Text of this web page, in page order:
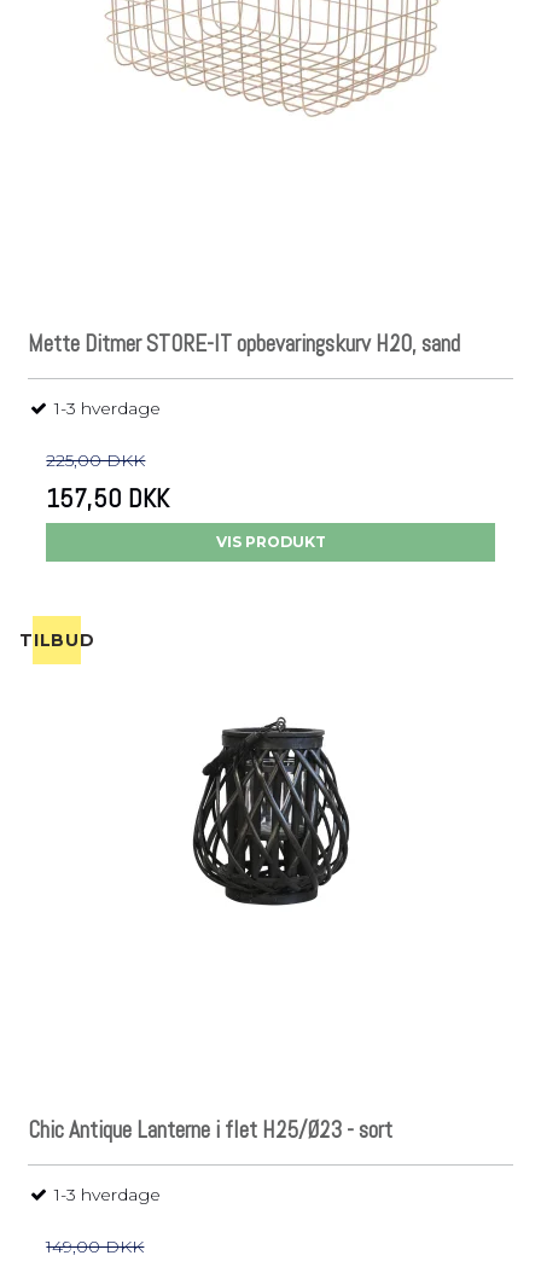
Mette Ditmer STORE-IT opbevaringskurv H20, sand
1-3 hverdage
225,00 DKK
157,50 DKK
VIS PRODUKT
TILBUD
Chic Antique Lanterne i flet H25/Ø23 - sort
1-3 hverdage
149,00 DKK